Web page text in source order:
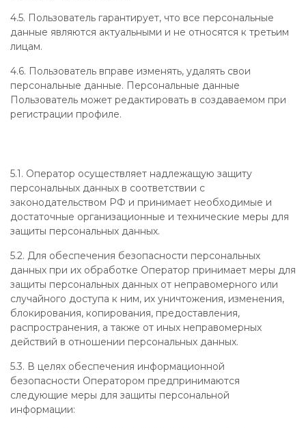
4.5. Пользователь гарантирует, что все персональные
данные являются актуальными и не относятся к третьим
лицам.
4.6. Пользователь вправе изменять, удалять свои
персональные данные. Персональные данные
Пользователь может редактировать в создаваемом при
регистрации профиле.
5.1. Оператор осуществляет надлежащую защиту
персональных данных в соответствии с
законодательством РФ и принимает необходимые и
достаточные организационные и технические меры для
защиты персональных данных.
5.2. Для обеспечения безопасности персональных
данных при их обработке Оператор принимает меры для
защиты персональных данных от неправомерного или
случайного доступа к ним, их уничтожения, изменения,
блокирования, копирования, предоставления,
распространения, а также от иных неправомерных
действий в отношении персональных данных.
5.3. В целях обеспечения информационной
безопасности Оператором предпринимаются
следующие меры для защиты персональной
информации: